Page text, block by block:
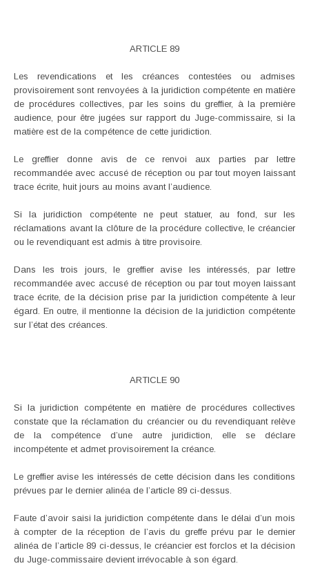
ARTICLE 89
Les revendications et les créances contestées ou admises
provisoirement sont renvoyées à la juridiction compétente en matière
de procédures collectives, par les soins du greffier, à la première
audience, pour être jugées sur rapport du Juge-commissaire, si la
matière est de la compétence de cette juridiction.
Le greffier donne avis de ce renvoi aux parties par lettre
recommandée avec accusé de réception ou par tout moyen laissant
trace écrite, huit jours au moins avant l’audience.
Si la juridiction compétente ne peut statuer, au fond, sur les
réclamations avant la clôture de la procédure collective, le créancier
ou le revendiquant est admis à titre provisoire.
Dans les trois jours, le greffier avise les intéressés, par lettre
recommandée avec accusé de réception ou par tout moyen laissant
trace écrite, de la décision prise par la juridiction compétente à leur
égard. En outre, il mentionne la décision de la juridiction compétente
sur l’état des créances.
ARTICLE 90
Si la juridiction compétente en matière de procédures collectives
constate que la réclamation du créancier ou du revendiquant relève
de la compétence d’une autre juridiction, elle se déclare
incompétente et admet provisoirement la créance.
Le greffier avise les intéressés de cette décision dans les conditions
prévues par le dernier alinéa de l’article 89 ci-dessus.
Faute d’avoir saisi la juridiction compétente dans le délai d’un mois
à compter de la réception de l’avis du greffe prévu par le dernier
alinéa de l’article 89 ci-dessus, le créancier est forclos et la décision
du Juge-commissaire devient irrévocable à son égard.